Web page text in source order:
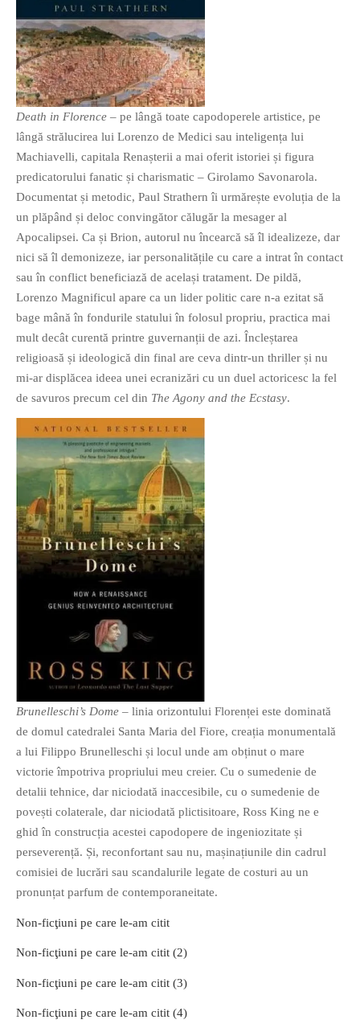
Death in Florence – pe lângă toate capodoperele artistice, pe
lângă strălucirea lui Lorenzo de Medici sau inteligența lui
Machiavelli, capitala Renașterii a mai oferit istoriei și figura
predicatorului fanatic și charismatic – Girolamo Savonarola.
Documentat și metodic, Paul Strathern îi urmărește evoluția de la
un plăpând și deloc convingător călugăr la mesager al
Apocalipsei. Ca și Brion, autorul nu încearcă să îl idealizeze, dar
nici să îl demonizeze, iar personalitățile cu care a intrat în contact
sau în conflict beneficiază de același tratament. De pildă,
Lorenzo Magnificul apare ca un lider politic care n-a ezitat să
bage mână în fondurile statului în folosul propriu, practica mai
mult decât curentă printre guvernanții de azi. Încleștarea
religioasă și ideologică din final are ceva dintr-un thriller și nu
mi-ar displăcea ideea unei ecranizări cu un duel actoricesc la fel
de savuros precum cel din The Agony and the Ecstasy.
Brunelleschi’s Dome – linia orizontului Florenței este dominată
de domul catedralei Santa Maria del Fiore, creația monumentală
a lui Filippo Brunelleschi și locul unde am obținut o mare
victorie împotriva propriului meu creier. Cu o sumedenie de
detalii tehnice, dar niciodată inaccesibile, cu o sumedenie de
povești colaterale, dar niciodată plictisitoare, Ross King ne e
ghid în construcția acestei capodopere de ingeniozitate și
perseverență. Și, reconfortant sau nu, mașinațiunile din cadrul
comisiei de lucrări sau scandalurile legate de costuri au un
pronunțat parfum de contemporaneitate.
Non-ficţiuni pe care le-am citit
Non-ficţiuni pe care le-am citit (2)
Non-ficţiuni pe care le-am citit (3)
Non-ficţiuni pe care le-am citit (4)